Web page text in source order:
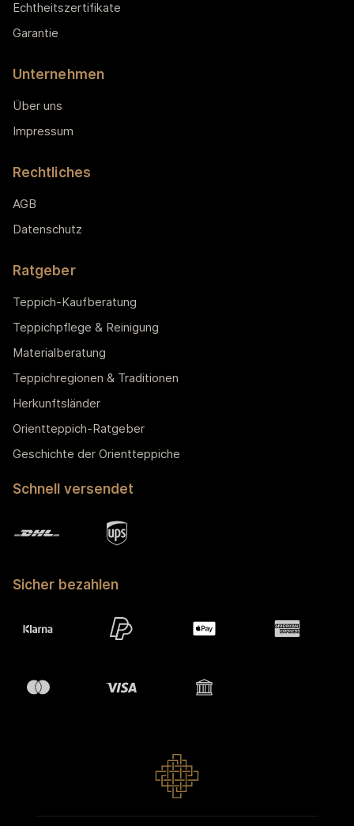
Echtheitszertifikate
Garantie
Unternehmen
Über uns
Impressum
Rechtliches
AGB
Datenschutz
Ratgeber
Teppich-Kaufberatung
Teppichpflege & Reinigung
Materialberatung
Teppichregionen & Traditionen
Herkunftsländer
Orientteppich-Ratgeber
Geschichte der Orientteppiche
Schnell versendet
Sicher bezahlen